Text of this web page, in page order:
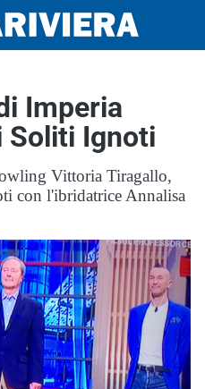
Imperia
Soliti Ignoti
Vittoria Tiragallo,
con l'ibridatrice Annalisa